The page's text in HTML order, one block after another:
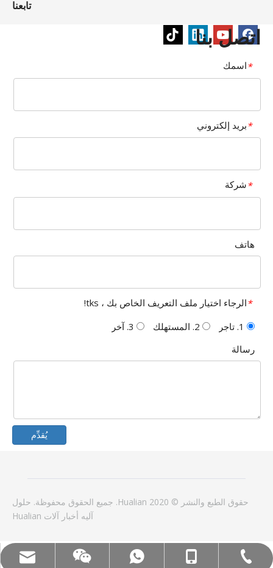
Tel:+86-577-88627766
WA: 0086 18858715170
WeChatالبريد الإلكتروني: hl@hualian.biz
تابعنا
اتصل بنا
*اسمك
*بريد إلكتروني
*شركة
هاتف
*الرجاء اختيار ملف التعريف الخاص بك ، tks!
رسالة
يُقدِّم
حقوق الطبع والنشر © 2020 Hualian. جميع الحقوق محفوظة.
حلول
آليه أخبار آلات Hualian